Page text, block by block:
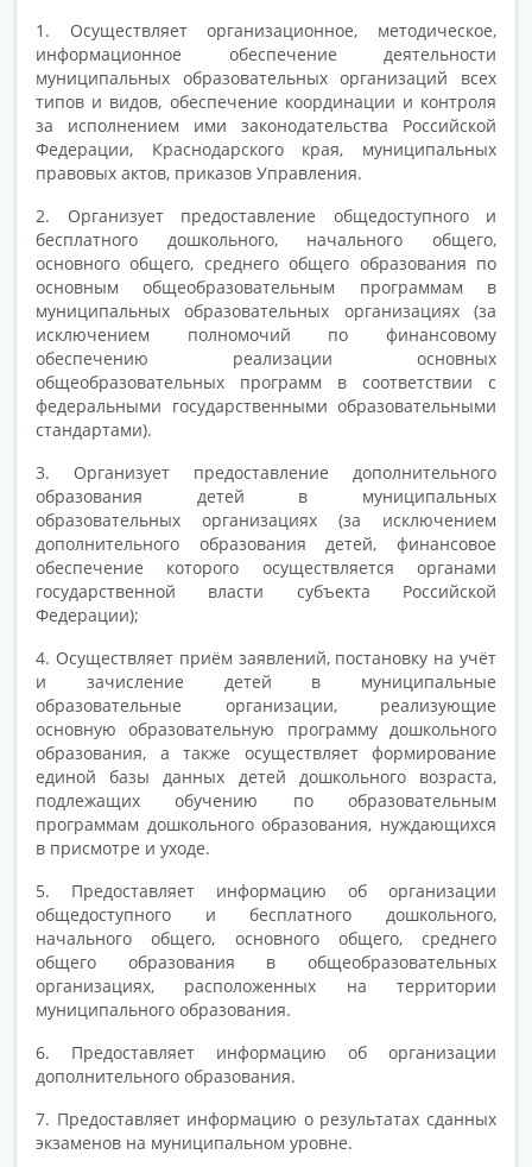
1. Осуществляет организационное, методическое,
информационное обеспечение деятельности
муниципальных образовательных организаций всех
типов и видов, обеспечение координации и контроля
за исполнением ими законодательства Российской
Федерации, Краснодарского края, муниципальных
правовых актов, приказов Управления.
2. Организует предоставление общедоступного и
бесплатного дошкольного, начального общего,
основного общего, среднего общего образования по
основным общеобразовательным программам в
муниципальных образовательных организациях (за
исключением полномочий по финансовому
обеспечению реализации основных
общеобразовательных программ в соответствии с
федеральными государственными образовательными
стандартами).
3. Организует предоставление дополнительного
образования детей в муниципальных
образовательных организациях (за исключением
дополнительного образования детей, финансовое
обеспечение которого осуществляется органами
государственной власти субъекта Российской
Федерации);
4. Осуществляет приём заявлений, постановку на учёт
и зачисление детей в муниципальные
образовательные организации, реализующие
основную образовательную программу дошкольного
образования, а также осуществляет формирование
единой базы данных детей дошкольного возраста,
подлежащих обучению по образовательным
программам дошкольного образования, нуждающихся
в присмотре и уходе.
5. Предоставляет информацию об организации
общедоступного и бесплатного дошкольного,
начального общего, основного общего, среднего
общего образования в общеобразовательных
организациях, расположенных на территории
муниципального образования.
6. Предоставляет информацию об организации
дополнительного образования.
7. Предоставляет информацию о результатах сданных
экзаменов на муниципальном уровне.